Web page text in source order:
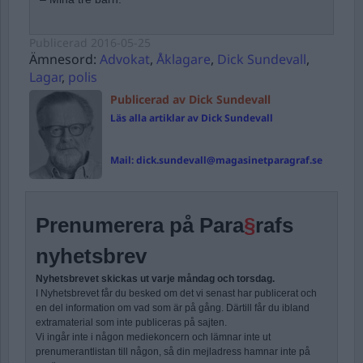
Ämnesord: Advokat, Åklagare, Dick Sundevall,
Lagar, polis
Publicerad av Dick Sundevall
Läs alla artiklar av Dick Sundevall
Mail:dick.sundevall@magasinetparagraf.se
Prenumerera på Para§rafs
nyhetsbrev
Nyhetsbrevet skickas ut varje måndag och torsdag.
I Nyhetsbrevet får du besked om det vi senast har publicerat och
en del information om vad som är på gång. Därtill får du ibland
extramaterial som inte publiceras på sajten.
Vi ingår inte i någon mediekoncern och lämnar inte ut
prenumerantlistan till någon, så din mejladress hamnar inte på